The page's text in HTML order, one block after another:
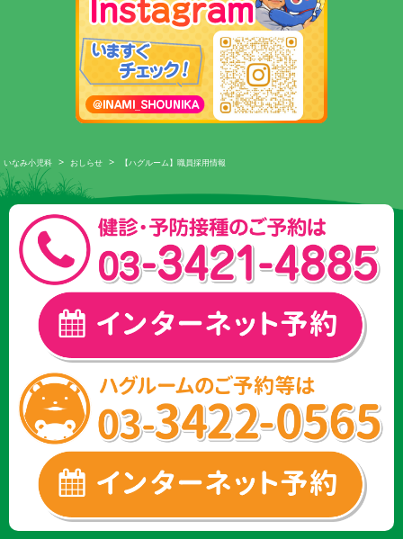
いなみ小児科 > おしらせ > 【ハグルーム】職員採用情報